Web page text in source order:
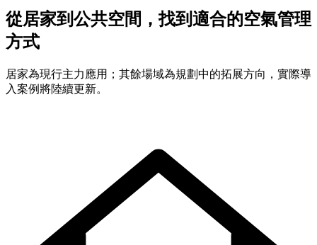
從居家到公共空間，找到適合的空氣管理
方式
居家為現行主力應用；其餘場域為規劃中的拓展方向，實際導
入案例將陸續更新。